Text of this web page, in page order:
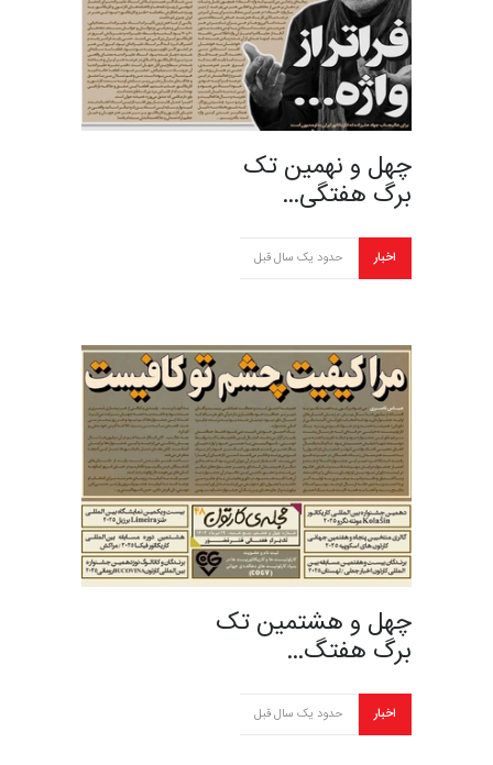
چهل و نهمین تک
برگ هفتگی…
اخبار حدود یک سال قبل
چهل و هشتمین تک
برگ هفتگ…
اخبار حدود یک سال قبل